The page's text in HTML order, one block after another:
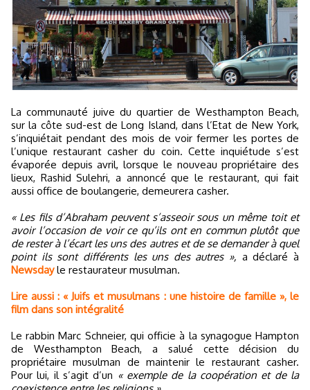
La communauté juive du quartier de Westhampton Beach,
sur la côte sud-est de Long Island, dans l’Etat de New York,
s’inquiétait pendant des mois de voir fermer les portes de
l’unique restaurant casher du coin. Cette inquiétude s’est
évaporée depuis avril, lorsque le nouveau propriétaire des
lieux, Rashid Sulehri, a annoncé que le restaurant, qui fait
aussi office de boulangerie, demeurera casher.
« Les fils d’Abraham peuvent s’asseoir sous un même toit et
avoir l’occasion de voir ce qu’ils ont en commun plutôt que
de rester à l’écart les uns des autres et de se demander à quel
point ils sont différents les uns des autres », a déclaré à
Newsdayle restaurateur musulman.
Lire aussi : « Juifs et musulmans : une histoire de famille », le
film dans son intégralité
Le rabbin Marc Schneier, qui officie à la synagogue Hampton
de Westhampton Beach, a salué cette décision du
propriétaire musulman de maintenir le restaurant casher.
Pour lui, il s’agit d’un « exemple de la coopération et de la